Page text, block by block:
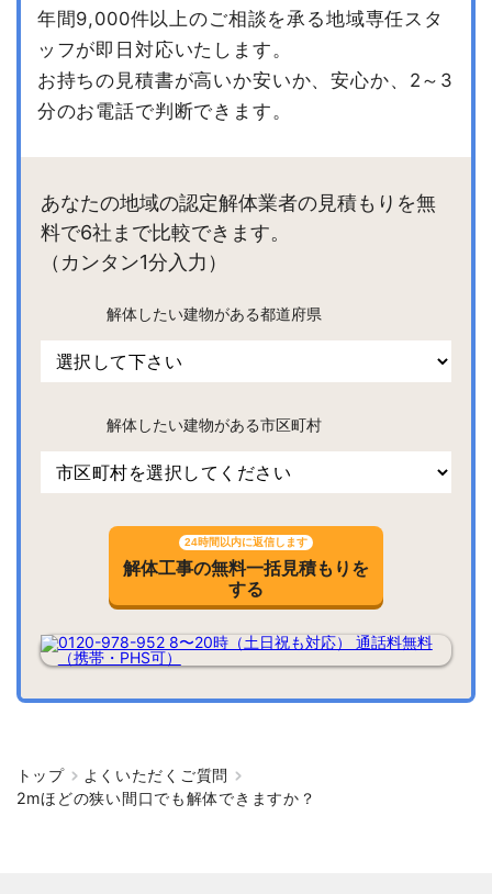
年間9,000件以上のご相談を承る地域専任スタ
ッフが即日対応いたします。
お持ちの見積書が高いか安いか、安心か、2～3
分のお電話で判断できます。
あなたの地域の認定解体業者の見積もりを無
料で6社まで比較できます。
（カンタン1分入力）
解体したい建物がある都道府県
解体したい建物がある市区町村
24時間以内に返信します
解体工事の無料一括見積もりを
する
トップ
よくいただくご質問
2mほどの狭い間口でも解体できますか？